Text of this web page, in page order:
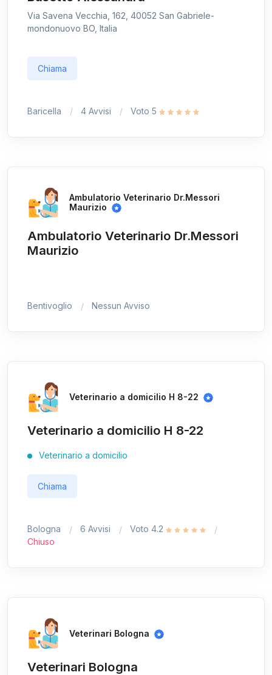
Via Savena Vecchia, 162, 40052 San Gabriele-
mondonuovo BO, Italia
Chiama
Baricella 4 Avvisi Voto 5
Ambulatorio Veterinario Dr.Messori
Maurizio
Ambulatorio Veterinario Dr.Messori
Maurizio
Bentivoglio Nessun Avviso
Veterinario a domicilio H 8-22
Veterinario a domicilio H 8-22
Veterinario a domicilio
Chiama
Bologna 6 Avvisi
Voto 4.2
Chiuso
Veterinari Bologna
Veterinari Bologna